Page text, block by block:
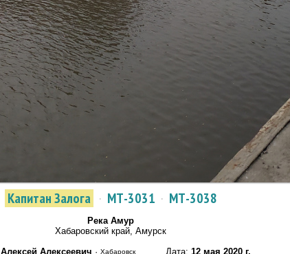
Капитан Залога · МТ-3031 · МТ-3038
Река Амур
Хабаровский край, Амурск
Алексей Алексеевич · ХабаровскДата: 12 мая 2020 г.